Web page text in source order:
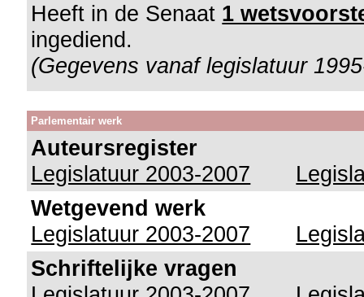
Heeft in de Senaat 1
ingediend.
(Gegevens vanaf legislatuur
Parlementair werk
Auteursregister
Legislatuur 2003-2007
Wetgevend werk
Legislatuur 2003-2007
Schriftelijke vragen